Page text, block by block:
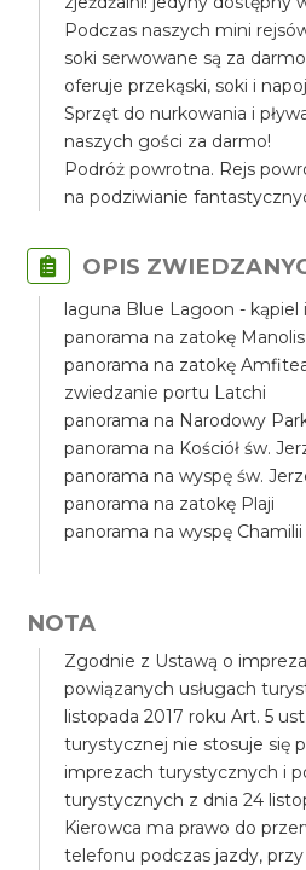
Podczas naszych mini
soki serwowane są za
oferuje przekąski, soki i
Sprzęt do nurkowania i
naszych gości za darmo!
Podróż powrotna. Rejs
na podziwianie
OPIS
laguna Blue Lagoon - kąpiel
panorama na zatokę Manolis
panorama na zatokę
zwiedzanie portu Latchi
panorama na Narodowy
panorama na Kościół św.
panorama na wyspę św.
panorama na zatokę Plaji
panorama na wyspę Chamilii
NOTA
Zgodnie z Ustawą o
powiązanych usługach
listopada 2017 roku Art. 5
turystycznej nie stosuje się
imprezach turystycznych i
turystycznych z dnia 24
Kierowca ma prawo do
telefonu podczas jazdy,